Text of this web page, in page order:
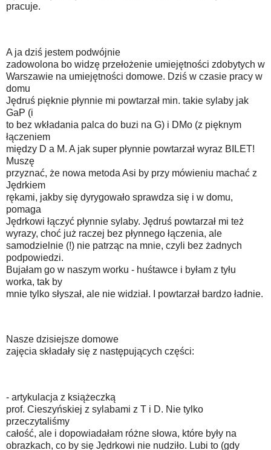
pracuje.
A ja dziś jestem podwójnie
zadowolona bo widzę przełożenie umiejętności zdobytych w
Warszawie na umiejętności domowe. Dziś w czasie pracy w
domu
Jędruś pięknie płynnie mi powtarzał min. takie sylaby jak
GaP (i
to bez wkładania palca do buzi na G) i DMo (z pięknym
łączeniem
między D a M. A jak super płynnie powtarzał wyraz BILET!
Muszę
przyznać, że nowa metoda Asi by przy mówieniu machać z
Jędrkiem
rękami, jakby się dyrygowało sprawdza się i w domu,
pomaga
Jędrkowi łączyć płynnie sylaby. Jędruś powtarzał mi też
wyrazy, choć już raczej bez płynnego łączenia, ale
samodzielnie (!) nie patrząc na mnie, czyli bez żadnych
podpowiedzi.
Bujałam go w naszym worku - huśtawce i byłam z tyłu
worka, tak by
mnie tylko słyszał, ale nie widział. I powtarzał bardzo ładnie.
Nasze dzisiejsze domowe
zajęcia składały się z następujących części:
- artykulacja z książeczką
prof. Cieszyńskiej z sylabami z T i D. Nie tylko
przeczytaliśmy
całość, ale i dopowiadałam różne słowa, które były na
obrazkach, co by się Jędrkowi nie nudziło. Lubi to (gdy